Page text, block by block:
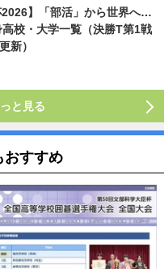
2026】「部活」から世界へ…
高校・大学一覧（決勝T第1戦
新）
と見る
おすすめ